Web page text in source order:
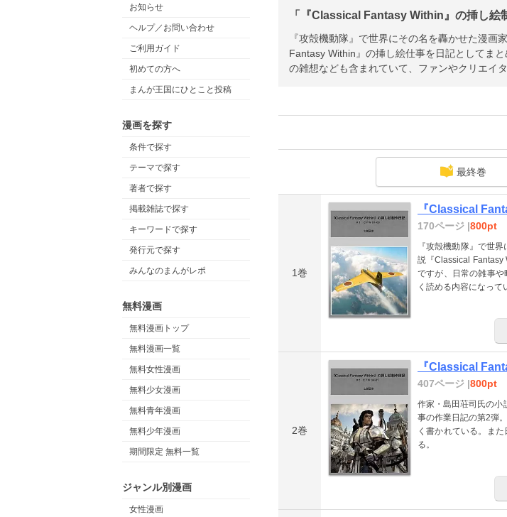
お知らせ
ヘルプ／お問い合わせ
ご利用ガイド
初めての方へ
まんが王国にひとこと投稿
漫画を探す
条件で探す
テーマで探す
著者で探す
掲載雑誌で探す
キーワードで探す
発行元で探す
みんなのまんがレポ
無料漫画
無料漫画トップ
無料漫画一覧
無料女性漫画
無料少女漫画
無料青年漫画
無料少年漫画
期間限定 無料一覧
ジャンル別漫画
女性漫画
「『Classical Fantasy Within』の挿し絵
『攻殻機動隊』で世界にその名を轟かせた漫
Fantasy Within』の挿し絵仕事を日記としてま
の雑想なども含まれていて、ファンやクリエイ
最終巻
1巻
『Classical
170ページ |800pt
『攻殻機動隊』で世
説『Classical Fantasy
ですが、日常の雑事
く読める内容になって
2巻
『Classical
407ページ |800pt
作家・島田荘司氏の
事の作業日記の第2弾
く書かれている。ま
る。